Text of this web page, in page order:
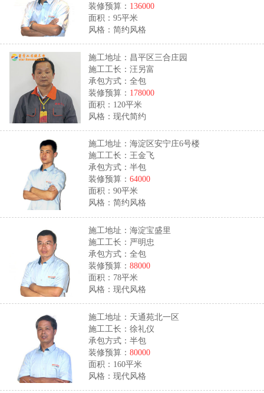
装修预算： 136000
面积：95平米
风格：简约风格
施工地址：昌平区三合庄园
施工工长：汪另富
承包方式：全包
装修预算： 178000
面积：120平米
风格：现代简约
施工地址：海淀区安宁庄6号楼
施工工长：王金飞
承包方式：半包
装修预算：64000
面积：90平米
风格：简约风格
施工地址：海淀宝盛里
施工工长：严明忠
承包方式：全包
装修预算：88000
面积：78平米
风格：现代风格
施工地址：天通苑北一区
施工工长：徐礼仪
承包方式：半包
装修预算：80000
面积：160平米
风格：现代风格